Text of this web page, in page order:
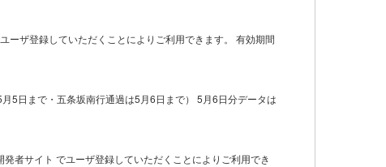
ーザ登録していただくことによりご利用できます。 有効期間
5日まで・五条坂南行通過は5月6日まで） 5月6日分データは
者サイト でユーザ登録していただくことによりご利用でき